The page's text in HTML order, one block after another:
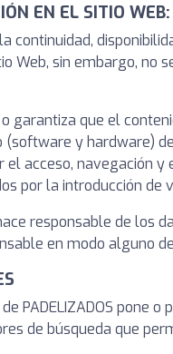
EN EL SITIO
continuidad,
Web, sin embargo, no
garantiza que el
y hardware)
acceso, navegación
por la introducción de
responsable de los
en modo alguno
PADELIZADOS pone
de búsqueda que